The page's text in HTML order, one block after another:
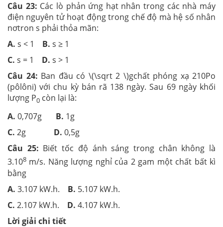
Câu 23: Các lò phản ứng hạt nhân trong các nhà máy
điện nguyên tử hoạt động trong chế độ mà hệ số nhân
nơtron s phải thỏa mãn:
A. s < 1 B. s ≥ 1
C. s = 1 D. s > 1
Câu 24: Ban đầu có \(\sqrt 2 \)gchất phóng xạ 210Po
(pôlôni) với chu kỳ bán rã 138 ngày. Sau 69 ngày khối
lượng P0 còn lại là:
A. 0,707g B. 1g
C. 2g D. 0,5g
Câu 25: Biết tốc độ ánh sáng trong chân không là
3.108 m/s. Năng lượng nghỉ của 2 gam một chất bất kì
bằng
A. 3.107 kW.h. B. 5.107 kW.h.
C. 2.107 kW.h. D. 4.107 kW.h.
Lời giải chi tiết